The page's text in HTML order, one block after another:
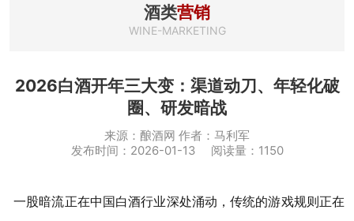
热门资讯：2024年上市酒企业第三季度报（白酒、啤酒、葡萄
酒、黄酒）
酒类营销
WINE-MARKETING
2026白酒开年三大变：渠道动刀、年轻化破
圈、研发暗战
来源：酿酒网 作者：马利军
发布时间：2026-01-13 阅读量：1150
一股暗流正在中国白酒行业深处涌动，传统的游戏规则正在